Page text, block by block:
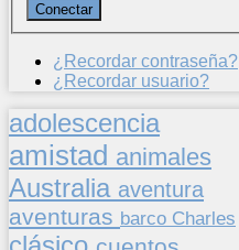
¿Recordar contraseña?
¿Recordar usuario?
adolescencia
amistad animales
Australia aventura
aventuras barco Charles